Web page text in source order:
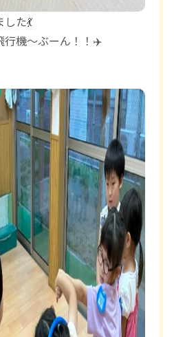
た💃
行機〜ぶーん！！✈️